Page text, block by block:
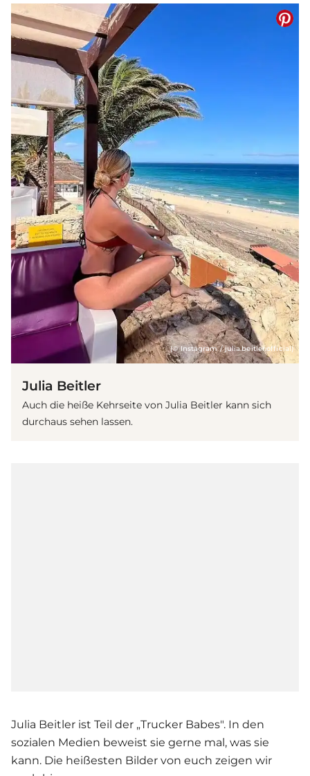
(© Instagram / julia.beitler.official)
Julia Beitler
Auch die heiße Kehrseite von Julia Beitler kann sich
durchaus sehen lassen.
Julia Beitler ist Teil der „Trucker Babes". In den
sozialen Medien beweist sie gerne mal, was sie
kann. Die heißesten Bilder von euch zeigen wir